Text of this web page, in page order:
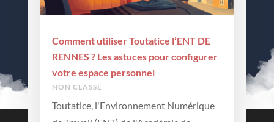
Comment utiliser Toutatice l’ENT DE
RENNES ? Les astuces pour configurer
votre espace personnel
NON CLASSÉ
Toutatice, l'Environnement Numérique